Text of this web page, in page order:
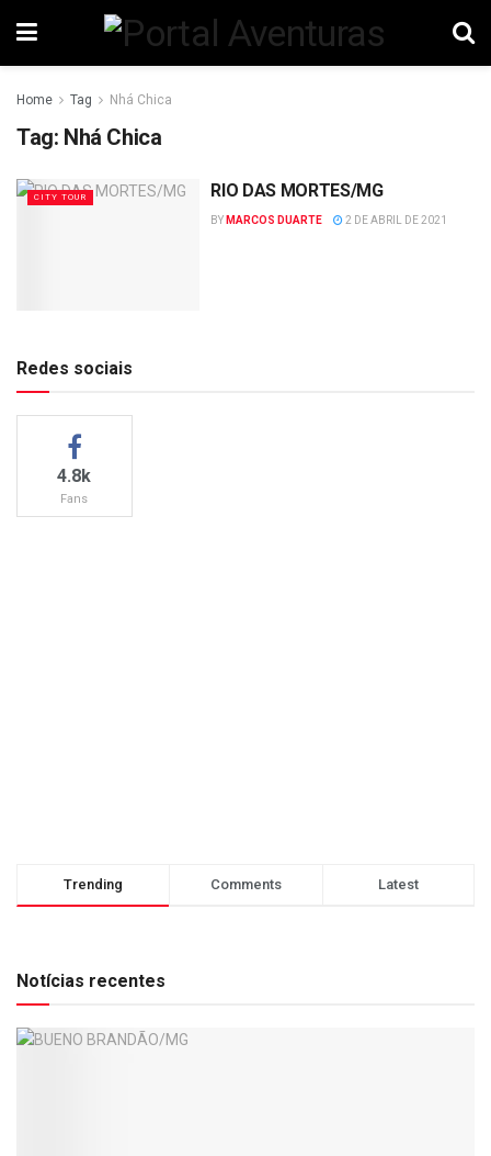
Home Tag Nhá Chica
Tag: Nhá Chica
CITY TOUR RIO DAS MORTES/MG
BY MARCOS DUARTE 2 DE ABRIL DE 2021
Redes sociais
4.8k
Fans
Trending Comments Latest
Notícias recentes